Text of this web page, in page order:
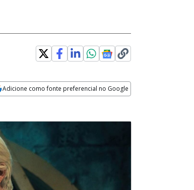
Adicione como fonte preferencial no Google